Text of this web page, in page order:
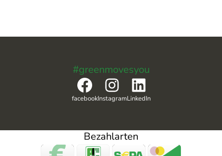
#greenmovesyou
Facebook
facebook
Instagram
Instagram
LinkedIn
LinkedIn
Bezahlarten